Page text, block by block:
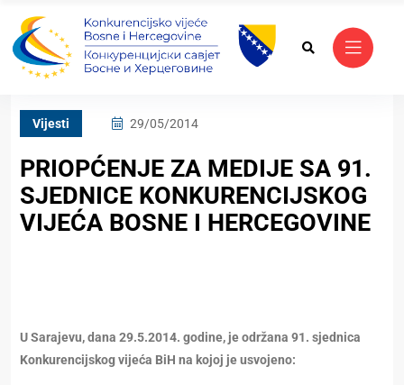
Vijesti 29/05/2014
PRIOPĆENJE ZA MEDIJE SA 91.
SJEDNICE KONKURENCIJSKOG
VIJEĆA BOSNE I HERCEGOVINE
U Sarajevu, dana 29.5.2014. godine, je održana 91. sjednica
Konkurencijskog vijeća BiH na kojoj je usvojeno: